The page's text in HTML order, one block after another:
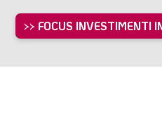
>> FOCUS INVESTIMENTI